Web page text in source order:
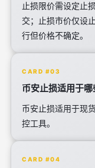
止损限价需设定止
交；止损市价仅设
行但价格不确定。
CARD #03
币安止损适用于哪
币安止损适用于现
控工具。
CARD #04